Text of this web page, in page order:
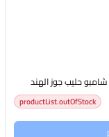
productList.outOfStock